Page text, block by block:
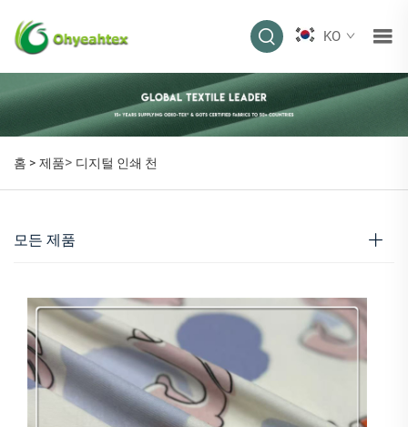
KO
홈 > 제품> 디지털 인쇄 천
모든 제품